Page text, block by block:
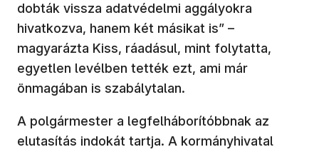
dobták vissza adatvédelmi aggályokra
hivatkozva, hanem két másikat is” –
magyarázta Kiss, ráadásul, mint folytatta,
egyetlen levélben tették ezt, ami már
önmagában is szabálytalan.
A polgármester a legfelháborítóbbnak az
elutasítás indokát tartja. A kormányhivatal